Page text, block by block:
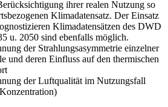
ihrer realen Nutzung so
Klimadatensatz. Der Einsatz
Klimadatensätzen des DWD
u. 2050 sind ebenfalls möglich.
der Strahlungsasymmetrie einzelner
und deren Einfluss auf den thermischen
der Luftqualität im Nutzungsfall